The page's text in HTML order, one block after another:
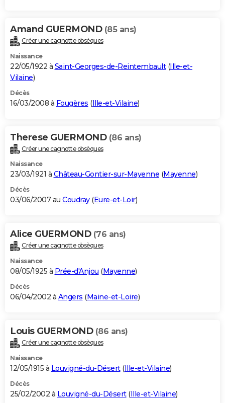
Amand GUERMOND (85 ans)
Créer une cagnotte obsèques
Naissance
22/05/1922 à Saint-Georges-de-Reintembault(Ille-et-
Vilaine)
Décès
16/03/2008 à Fougères (Ille-et-Vilaine)
Therese GUERMOND (86 ans)
Créer une cagnotte obsèques
Naissance
23/03/1921 à Château-Gontier-sur-Mayenne (Mayenne)
Décès
03/06/2007 au Coudray(Eure-et-Loir)
Alice GUERMOND (76 ans)
Créer une cagnotte obsèques
Naissance
08/05/1925 à Prée-d'Anjou (Mayenne)
Décès
06/04/2002 à Angers (Maine-et-Loire)
Louis GUERMOND (86 ans)
Créer une cagnotte obsèques
Naissance
12/05/1915 à Louvigné-du-Désert(Ille-et-Vilaine)
Décès
25/02/2002 à Louvigné-du-Désert(Ille-et-Vilaine)